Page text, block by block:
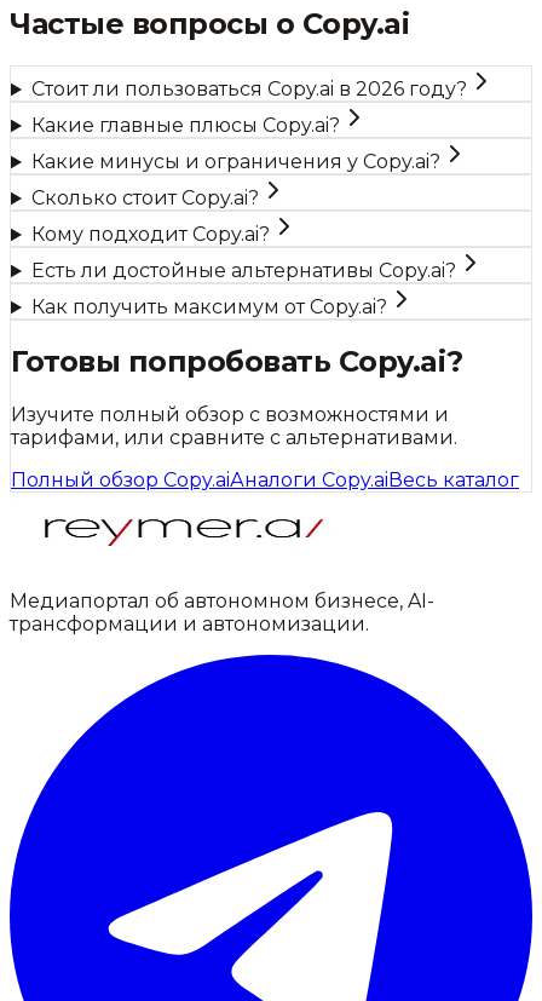
Частые вопросы о Copy.ai
Стоит ли пользоваться Copy.ai в 2026 году?
Какие главные плюсы Copy.ai?
Какие минусы и ограничения у Copy.ai?
Сколько стоит Copy.ai?
Кому подходит Copy.ai?
Есть ли достойные альтернативы Copy.ai?
Как получить максимум от Copy.ai?
Готовы попробовать Copy.ai?
Изучите полный обзор с возможностями и
тарифами, или сравните с альтернативами.
Полный обзор Copy.aiАналоги Copy.aiВесь каталог
Медиапортал об автономном бизнесе, AI-
трансформации и автономизации.